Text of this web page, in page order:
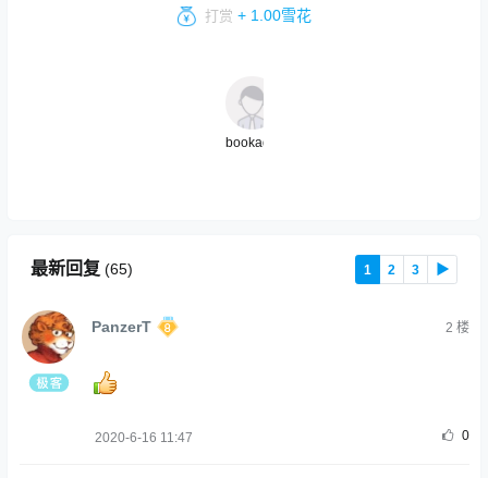
打赏 + 1.00雪花
bookadmin
最新回复 (65) 1 2 3 ▶
PanzerT 2 楼
2020-6-16 11:47 0